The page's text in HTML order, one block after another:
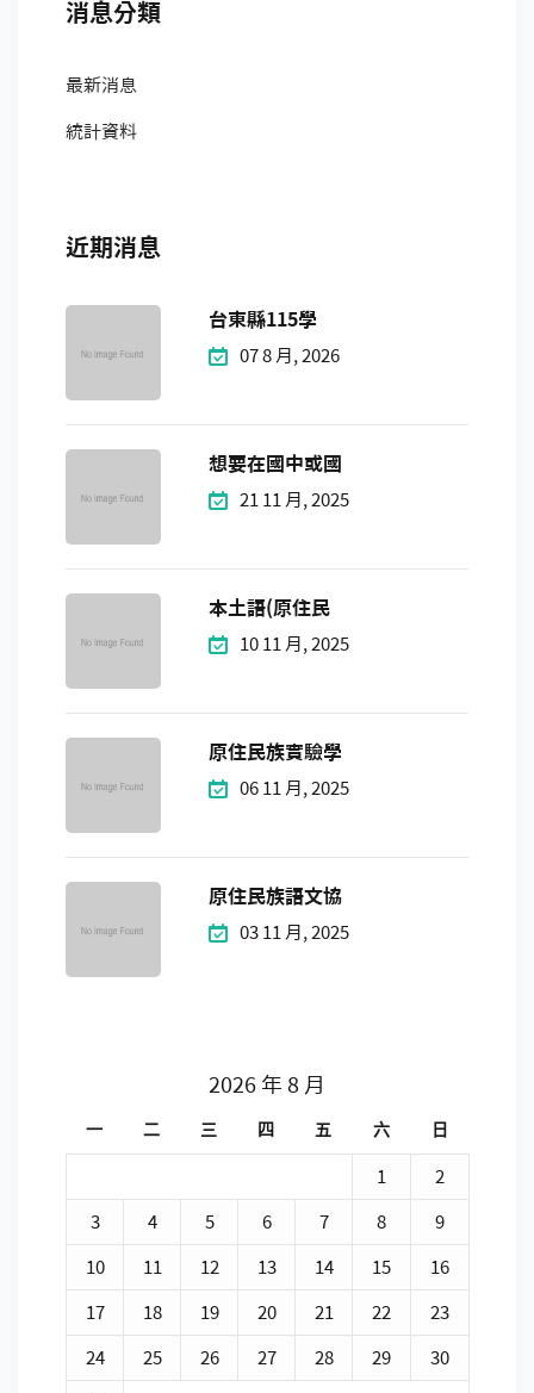
消息分類
最新消息
統計資料
近期消息
台東縣115學
07 8 月, 2026
想要在國中或國
21 11 月, 2025
本土語(原住民
10 11 月, 2025
原住民族實驗學
06 11 月, 2025
原住民族語文協
03 11 月, 2025
2026 年 8 月
一 二 三 四 五 六 日
1 2
3 4 5 6 7 8 9
10 11 12 13 14 15 16
17 18 19 20 21 22 23
24 25 26 27 28 29 30